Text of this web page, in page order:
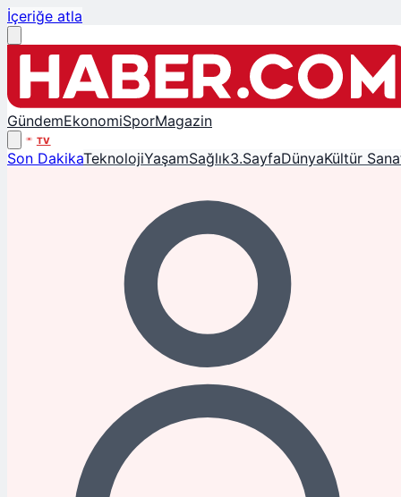
İçeriğe atla
GündemEkonomiSporMagazin
TV
Son DakikaTeknolojiYaşamSağlık3.SayfaDünyaKültür